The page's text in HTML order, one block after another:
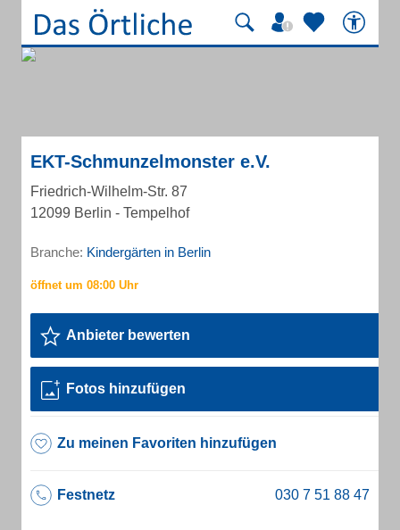
EKT-Schmunzelmonster e.V.
Friedrich-Wilhelm-Str. 87
12099 Berlin - Tempelhof
Branche: Kindergärten in Berlin
Anbieter bewerten
Fotos hinzufügen
Zu meinen Favoriten hinzufügen
Festnetz